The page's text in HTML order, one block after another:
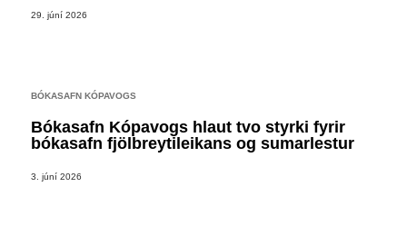
29. júní 2026
BÓKASAFN KÓPAVOGS
Bókasafn Kópavogs hlaut tvo styrki fyrir
bókasafn fjölbreytileikans og sumarlestur
3. júní 2026